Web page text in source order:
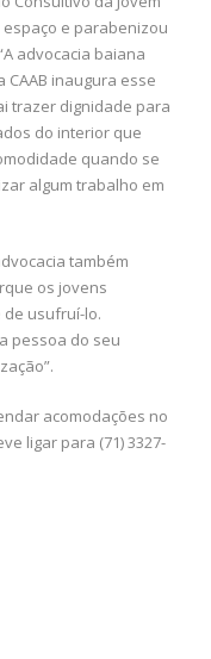
espaço e parabenizou
advocacia baiana
inaugura esse
trazer dignidade para
do interior que
quando se
algum trabalho em
também
os jovens
usufruí-lo.
pessoa do seu
acomodações no
ligar para (71) 3327-